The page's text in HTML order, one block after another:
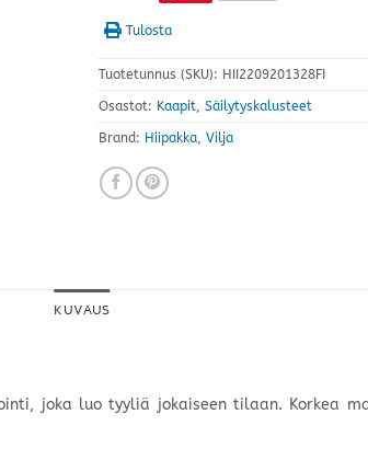
Tulosta
Tuotetunnus (SKU): HII2209201328FI
Osastot: Kaapit, Säilytyskalusteet
Brand: Hiipakka, Vilja
KUVAUS
joka luo tyyliä jokaiseen tilaan. Korkea